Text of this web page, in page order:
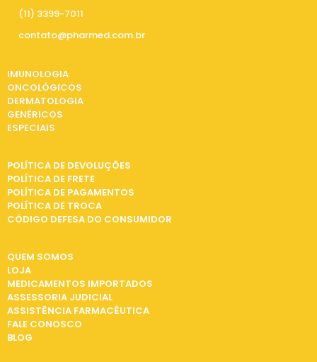
(11) 3399-7011
contato@pharmed.com.br
IMUNOLOGIA
ONCOLÓGICOS
DERMATOLOGIA
GENÉRICOS
ESPECIAIS
POLÍTICA DE DEVOLUÇÕES
POLÍTICA DE FRETE
POLÍTICA DE PAGAMENTOS
POLÍTICA DE TROCA
CÓDIGO DEFESA DO CONSUMIDOR
QUEM SOMOS
LOJA
MEDICAMENTOS IMPORTADOS
ASSESSORIA JUDICIAL
ASSISTÊNCIA FARMACÊUTICA
FALE CONOSCO
BLOG